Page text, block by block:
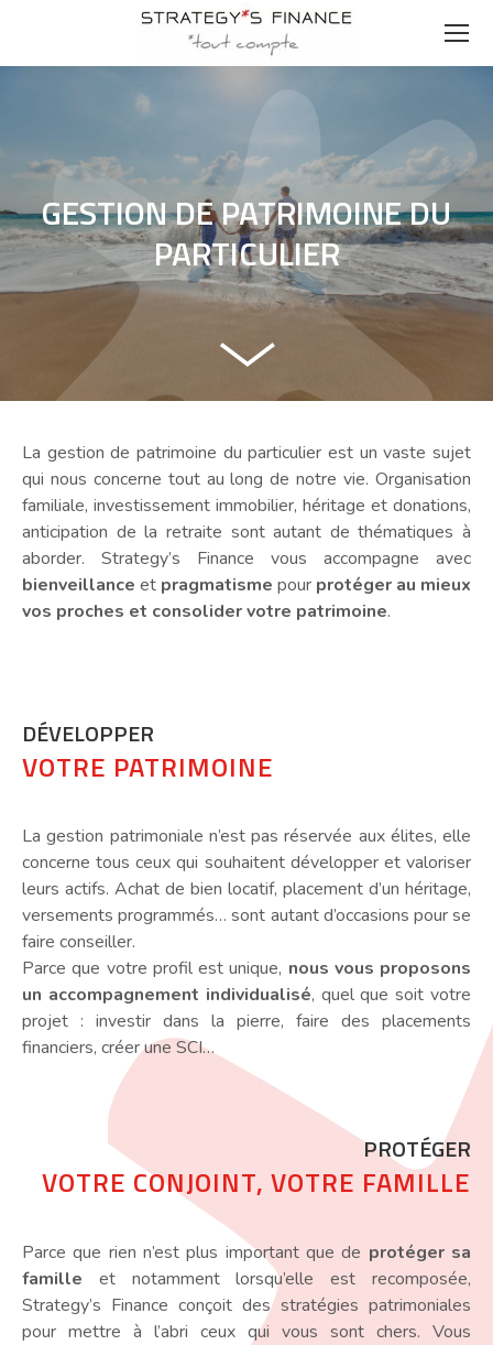
GESTION DE PATRIMOINE DU
PARTICULIER
La gestion de patrimoine du particulier est un vaste sujet
qui nous concerne tout au long de notre vie. Organisation
familiale, investissement immobilier, héritage et donations,
anticipation de la retraite sont autant de thématiques à
aborder. Strategy’s Finance vous accompagne avec
bienveillance et pragmatisme pour protéger au mieux
vos proches et consolider votre patrimoine.
DÉVELOPPER
VOTRE PATRIMOINE
La gestion patrimoniale n’est pas réservée aux élites, elle
concerne tous ceux qui souhaitent développer et valoriser
leurs actifs. Achat de bien locatif, placement d’un héritage,
versements programmés… sont autant d’occasions pour se
faire conseiller.
Parce que votre profil est unique, nous vous proposons
un accompagnement individualisé, quel que soit votre
projet : investir dans la pierre, faire des placements
financiers, créer une SCI…
PROTÉGER
VOTRE CONJOINT, VOTRE FAMILLE
Parce que rien n’est plus important que de protéger sa
famille et notamment lorsqu’elle est recomposée,
Strategy’s Finance conçoit des stratégies patrimoniales
pour mettre à l’abri ceux qui vous sont chers. Vous